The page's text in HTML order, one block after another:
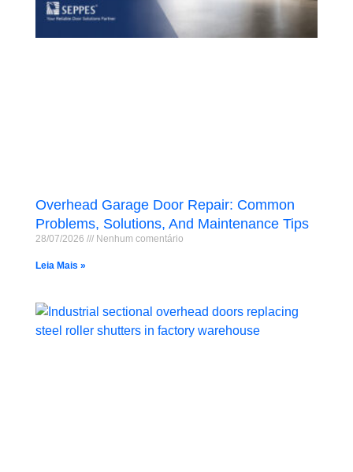
Overhead Garage Door Repair: Common
Problems, Solutions, And Maintenance Tips
28/07/2026 Nenhum comentário
Leia Mais »